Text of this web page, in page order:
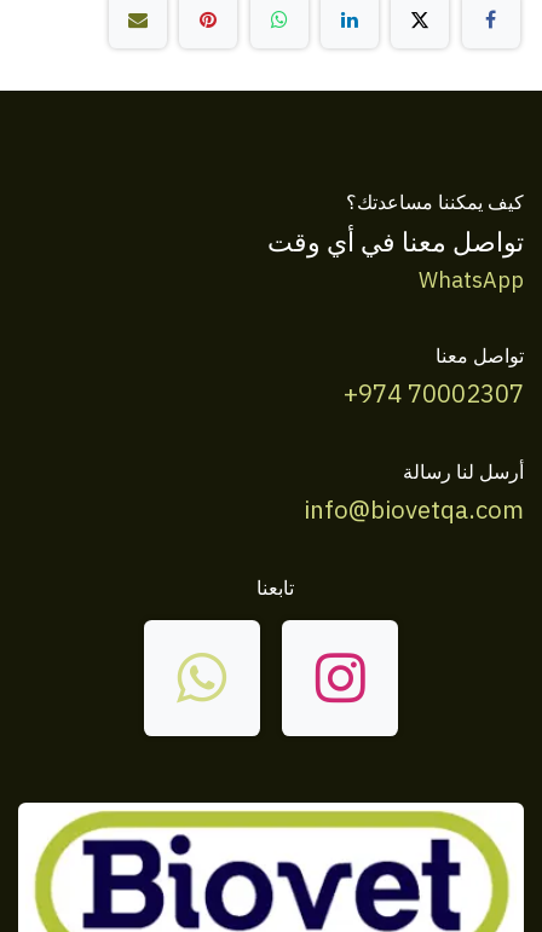
كيف يمكننا مساعدتك؟
تواصل معنا في أي وقت
WhatsApp
تواصل معنا
+974 70002307
أرسل لنا رسالة
info@biovetqa.com
تابعنا